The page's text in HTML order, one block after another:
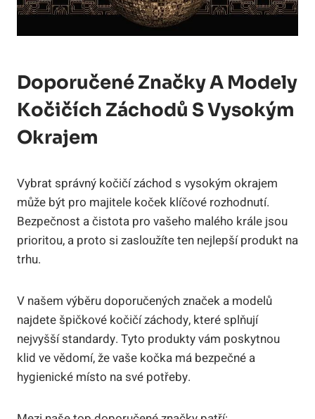
Doporučené Značky A Modely
Kočičích Záchodů S Vysokým
Okrajem
Vybrat správný kočičí záchod s vysokým okrajem
může být pro majitele koček klíčové rozhodnutí.
Bezpečnost a čistota pro vašeho malého krále jsou
prioritou, a proto si zasloužíte ten nejlepší produkt na
trhu.
V našem výběru doporučených značek a modelů
najdete špičkové kočičí záchody, které splňují
nejvyšší standardy. Tyto produkty vám poskytnou
klid ve vědomí, že vaše kočka má bezpečné a
hygienické místo na své potřeby.